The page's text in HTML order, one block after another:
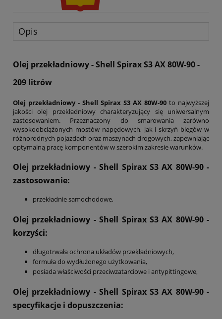
Opis
Olej przekładniowy - Shell Spirax S3 AX 80W-90 -
209 litrów
Olej przekładniowy - Shell Spirax S3 AX 80W-90 to najwyższej
jakości olej przekładniowy charakteryzujący się uniwersalnym
zastosowaniem. Przeznaczony do smarowania zarówno
wysokoobciążonych mostów napędowych, jak i skrzyń biegów w
różnorodnych pojazdach oraz maszynach drogowych, zapewniając
optymalną pracę komponentów w szerokim zakresie warunków.
Olej przekładniowy - Shell Spirax S3 AX 80W-90 -
zastosowanie:
przekładnie samochodowe,
Olej przekładniowy - Shell Spirax S3 AX 80W-90 -
korzyści:
długotrwała ochrona układów przekładniowych,
formuła do wydłużonego użytkowania,
posiada właściwości przeciwzatarciowe i antypittingowe,
Olej przekładniowy - Shell Spirax S3 AX 80W-90 -
specyfikacje i dopuszczenia: